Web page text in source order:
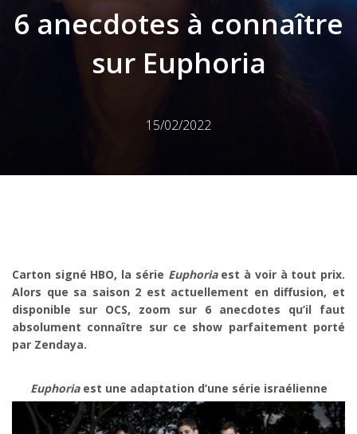
6 anecdotes à connaître
sur Euphoria
15/02/2022
Carton signé HBO, la série Euphoriaest à voir à tout prix.
Alors que sa saison 2 est actuellement en diffusion, et
disponible sur OCS, zoom sur 6 anecdotes qu’il faut
absolument connaître sur ce show parfaitement porté
par Zendaya.
Euphoriaest une adaptation d’une série israélienne